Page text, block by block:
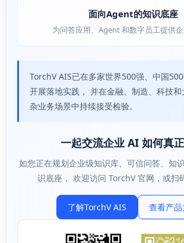
面向Agent的知识底座
为问答应用、Agent 和数字员工提供
TorchV AIS已在多家世界500强、中国
开展落地实践， 并在金融、制造、科技和
杂业务场景中持续接受检验。
一起交流企业 AI 如何真
如您正在规划企业级知识库、可信问答、知
识底座， 欢迎访问 TorchV 官网，或扫
了解TorchV AIS 查看产品